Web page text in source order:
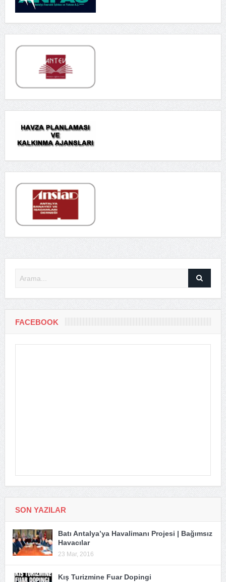
FACEBOOK
SON YAZILAR
Batı Antalya’ya Havalimanı Projesi | Bağımsız
Havacılar
23 Mar, 2016
Kış Turizmine Fuar Dopingi